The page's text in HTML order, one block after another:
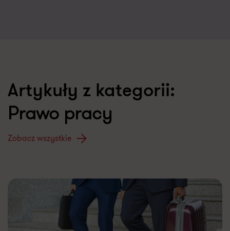
Artykuły z kategorii:
Prawo pracy
Zobacz wszystkie